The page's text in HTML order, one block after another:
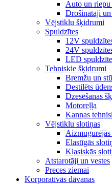
Auto un
Drošinātāji
Vējstiklu šķidrumi
Spuldzītes
12V
24V
LED
Tehniskie šķidrumi
Bremžu un
Destilēts
Dzesēšanas
Motoreļļa
Kannas
Vējstiklu slotiņas
Aizmugurējās
Elastīgās
Klasiskās
Atstarotāji un vestes
Preces ziemai
Korporatīvās dāvanas